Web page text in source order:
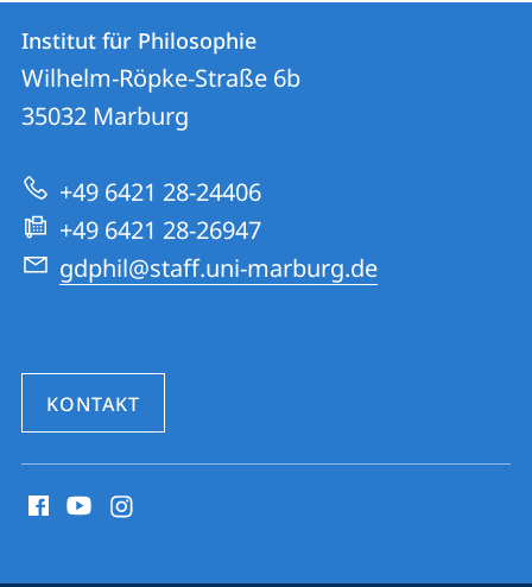
Kontakt
und
Informationen
zur
Website
Kontaktinformationen
Institut
für
Institut für Philosophie
Wilhelm-Röpke-Straße 6b
35032 Marburg
+49 6421 28-24406
+49 6421 28-26947
gdphil@staff.uni-marburg.de
KONTAKT
Media